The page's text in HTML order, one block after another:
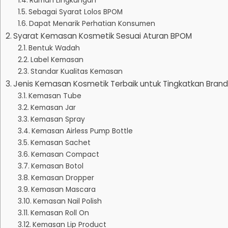
Sebagai Syarat Lolos BPOM
Dapat Menarik Perhatian Konsumen
Syarat Kemasan Kosmetik Sesuai Aturan BPOM
Bentuk Wadah
Label Kemasan
Standar Kualitas Kemasan
Jenis Kemasan Kosmetik Terbaik untuk Tingkatkan
Kemasan Tube
Kemasan Jar
Kemasan Spray
Kemasan Airless Pump Bottle
Kemasan Sachet
Kemasan Compact
Kemasan Botol
Kemasan Dropper
Kemasan Mascara
Kemasan Nail Polish
Kemasan Roll On
Kemasan Lip Product